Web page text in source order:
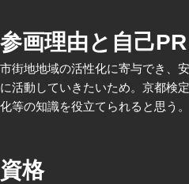
参画理由と自己PR
市街地地域の活性化に寄与でき、
に活動していきたいため。京都検
化等の知識を役立てられると思う。
資格